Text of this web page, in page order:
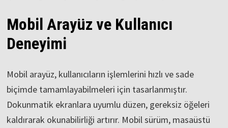
Mobil Arayüz ve Kullanıcı
Deneyimi
Mobil arayüz, kullanıcıların işlemlerini hızlı ve sade
biçimde tamamlayabilmeleri için tasarlanmıştır.
Dokunmatik ekranlara uyumlu düzen, gereksiz öğeleri
kaldırarak okunabilirliği artırır. Mobil sürüm, masaüstü